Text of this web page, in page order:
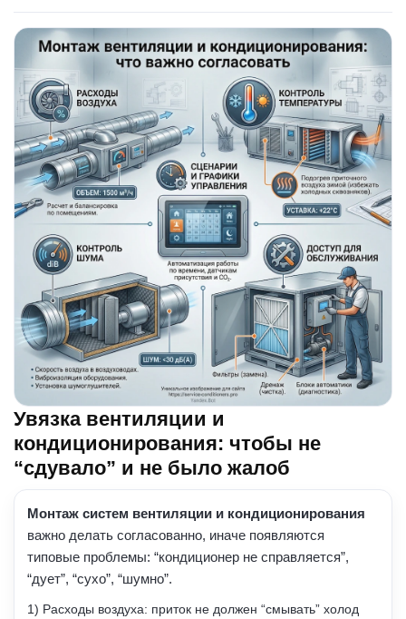
Увязка вентиляции и
кондиционирования: чтобы не
“сдувало” и не было жалоб
Монтаж систем вентиляции и кондиционирования
важно делать согласованно, иначе появляются
типовые проблемы: “кондиционер не справляется”,
“дует”, “сухо”, “шумно”.
1) Расходы воздуха: приток не должен “смывать” холод